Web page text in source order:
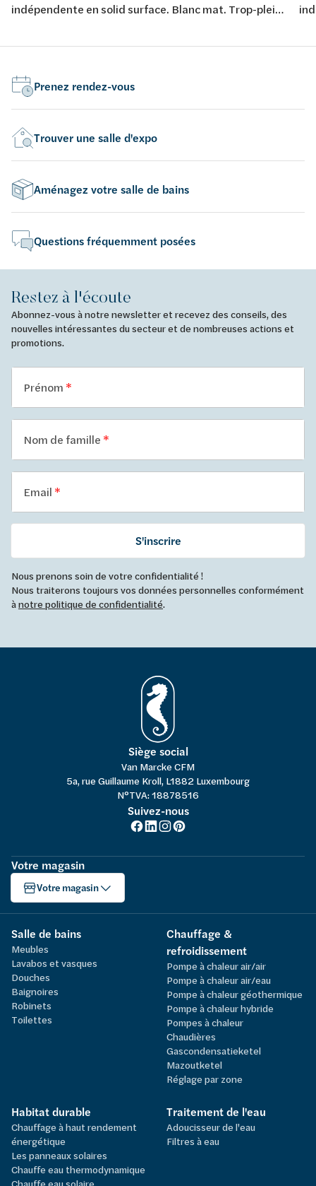
indépendente en solid surface. Blanc mat. Trop-plein
Complet avec siphon avec coude de vidage. Capacité
Prenez rendez-vous
Trouver une salle d'expo
Aménagez votre salle de bains
Questions fréquemment posées
Restez à l'écoute
Abonnez-vous à notre newsletter et recevez des conseils, des
nouvelles intéressantes du secteur et de nombreuses actions et
promotions.
Prénom
Nom de famille
Email
S'inscrire
Nous prenons soin de votre confidentialité !
Nous traiterons toujours vos données personnelles conformément
ànotre politique de confidentialité.
Siège social
Van Marcke CFM
5a, rue Guillaume Kroll, L1882 Luxembourg
N°TVA: 18878516
Suivez-nous
Votre magasin
Votre magasin
Salle de bains
Meubles
Lavabos et vasques
Douches
Baignoires
Robinets
Toilettes
Chauffage &
refroidissement
Pompe à chaleur air/air
Pompe à chaleur air/eau
Pompe à chaleur géothermique
Pompe à chaleur hybride
Pompes à chaleur
Chaudières
Gascondensatieketel
Mazoutketel
Réglage par zone
Habitat durable
Chauffage à haut rendement
énergétique
Les panneaux solaires
Chauffe eau thermodynamique
Traitement de l'eau
Adoucisseur de l'eau
Filtres à eau